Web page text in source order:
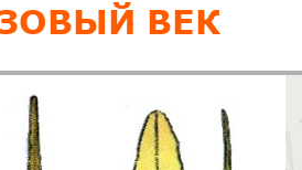
ВЕК